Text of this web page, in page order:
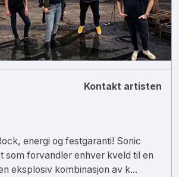
Kontakt artisten
energi og festgaranti! Sonic
som forvandler enhver kveld til en
eksplosiv kombinasjon av k...